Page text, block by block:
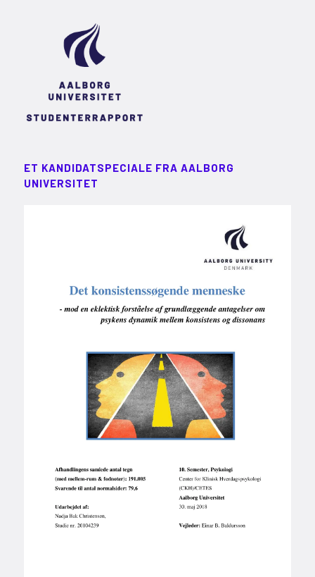
ET KANDIDATSPECIALE FRA AALBORG
UNIVERSITET